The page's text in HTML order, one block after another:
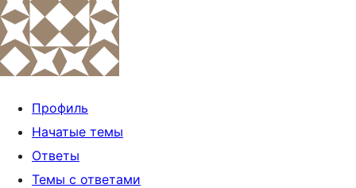
Профиль
Начатые темы
Ответы
Темы с ответами